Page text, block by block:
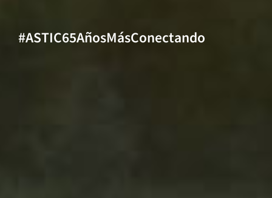
#ASTIC65AñosMásConectando